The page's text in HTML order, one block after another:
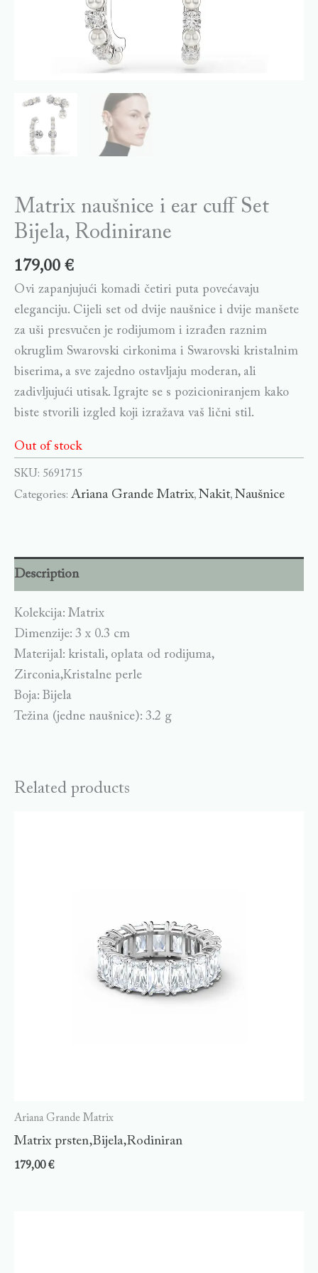
Matrix naušnice i ear cuff Set
Bijela, Rodinirane
179,00 €
Ovi zapanjujući komadi četiri puta povećavaju
eleganciju. Cijeli set od dvije naušnice i dvije manšete
za uši presvučen je rodijumom i izrađen raznim
okruglim Swarovski cirkonima i Swarovski kristalnim
biserima, a sve zajedno ostavljaju moderan, ali
zadivljujući utisak. Igrajte se s pozicioniranjem kako
biste stvorili izgled koji izražava vaš lični stil.
Out of stock
SKU: 5691715
Categories: Ariana Grande Matrix, Nakit, Naušnice
Description
Kolekcija: Matrix
Dimenzije: 3 x 0.3 cm
Materijal: kristali, oplata od rodijuma,
Zirconia,Kristalne perle
Boja: Bijela
Težina (jedne naušnice): 3.2 g
Related products
Ariana Grande Matrix
Matrix prsten,Bijela,Rodiniran
179,00€